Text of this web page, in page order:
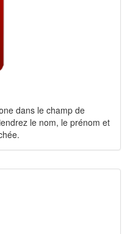
dans le champ de
le nom, le prénom et